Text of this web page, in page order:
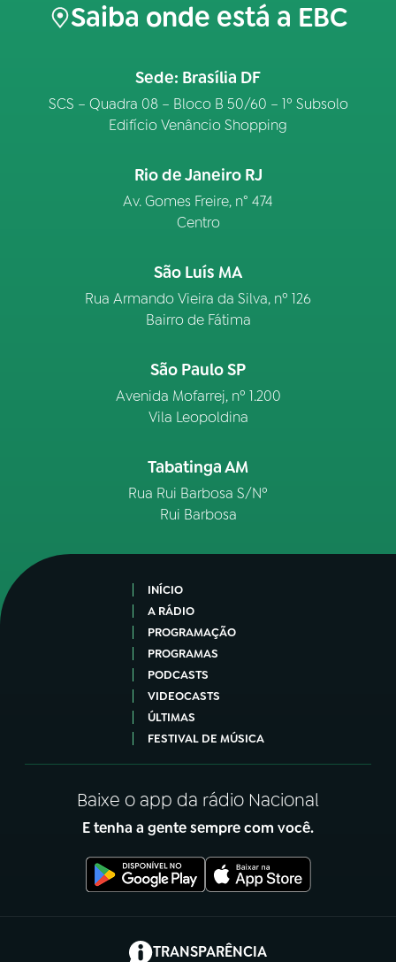
Saiba onde está a EBC
Sede: Brasília DF
SCS – Quadra 08 – Bloco B 50/60 – 1º Subsolo
Edifício Venâncio Shopping
Rio de Janeiro RJ
Av. Gomes Freire, n° 474
Centro
São Luís MA
Rua Armando Vieira da Silva, nº 126
Bairro de Fátima
São Paulo SP
Avenida Mofarrej, nº 1.200
Vila Leopoldina
Tabatinga AM
Rua Rui Barbosa S/Nº
Rui Barbosa
INÍCIO
A RÁDIO
PROGRAMAÇÃO
PROGRAMAS
PODCASTS
VIDEOCASTS
ÚLTIMAS
FESTIVAL DE MÚSICA
Baixe o app da rádio Nacional
E tenha a gente sempre com você.
TRANSPARÊNCIA
(abre em nova aba)